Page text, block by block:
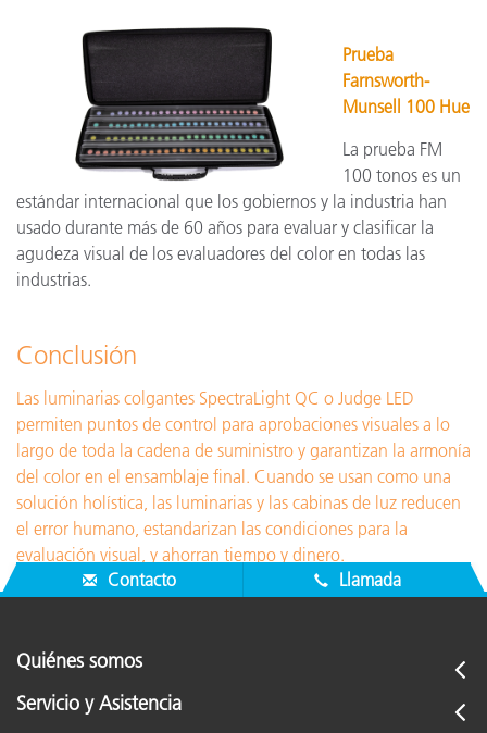
Prueba
Farnsworth-
Munsell 100 Hue
La prueba FM
100 tonos es un
estándar internacional que los gobiernos y la industria han
usado durante más de 60 años para evaluar y clasificar la
agudeza visual de los evaluadores del color en todas las
industrias.
Conclusión
Las luminarias colgantes SpectraLight QC o Judge LED
permiten puntos de control para aprobaciones visuales a lo
largo de toda la cadena de suministro y garantizan la armonía
del color en el ensamblaje final. Cuando se usan como una
solución holística, las luminarias y las cabinas de luz reducen
el error humano, estandarizan las condiciones para la
evaluación visual, y ahorran tiempo y dinero.
Contacto
Llamada
Quiénes somos
Servicio y Asistencia